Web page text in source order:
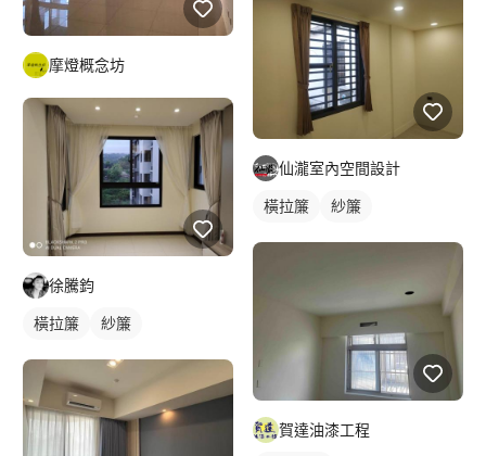
摩燈概念坊
徐騰鈞
橫拉簾 紗簾
仙瀧室內空間設計
橫拉簾 紗簾
賀達油漆工程